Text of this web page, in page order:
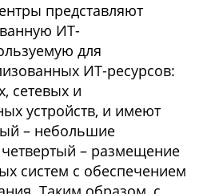
представляют
ИТ-
для
ИТ-ресурсов:
сетевых и
устройств, и имеют
– небольшие
– размещение
систем с обеспечением